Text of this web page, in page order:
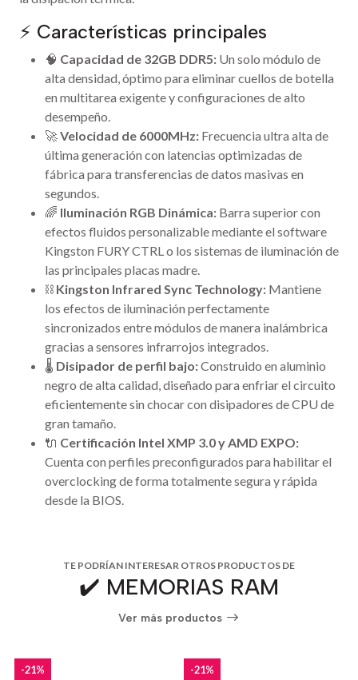
⚡ Características principales
🧠 Capacidad de 32GB DDR5: Un solo módulo de
alta densidad, óptimo para eliminar cuellos de botella
en multitarea exigente y configuraciones de alto
desempeño.
🚀Velocidad de 6000MHz: Frecuencia ultra alta de
última generación con latencias optimizadas de
fábrica para transferencias de datos masivas en
segundos.
🌈 Iluminación RGB Dinámica: Barra superior con
efectos fluidos personalizable mediante el software
Kingston FURY CTRL o los sistemas de iluminación de
las principales placas madre.
⛓️ Kingston Infrared Sync Technology: Mantiene
los efectos de iluminación perfectamente
sincronizados entre módulos de manera inalámbrica
gracias a sensores infrarrojos integrados.
🌡️ Disipador de perfil bajo:Construido en aluminio
negro de alta calidad, diseñado para enfriar el circuito
eficientemente sin chocar con disipadores de CPU de
gran tamaño.
🔌 Certificación Intel XMP 3.0 y AMD EXPO:
Cuenta con perfiles preconfigurados para habilitar el
overclocking de forma totalmente segura y rápida
desde la BIOS.
TE PODRÍAN INTERESAR OTROS PRODUCTOS DE
✔️ MEMORIAS RAM
Ver más productos
-21% -21%